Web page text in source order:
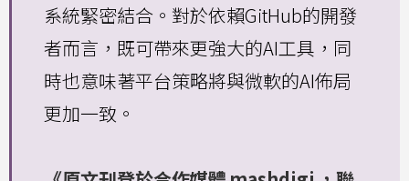
系統緊密結合。對於依賴GitHub的開發
者而言，既可帶來更強大的AI工具，同
時也意味著平台策略將與微軟的AI佈局
更加一致。